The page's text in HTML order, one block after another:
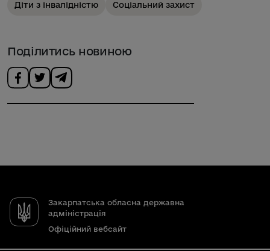
Діти з інвалідністю Соціальний захист
Поділитись новиною
Закарпатська обласна державна
адміністрація
Офіційний вебсайт